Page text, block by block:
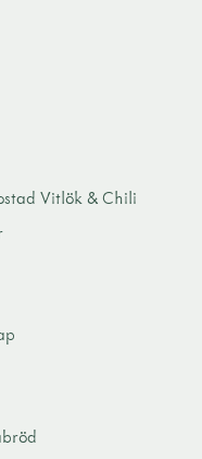
Vitlök & Chili